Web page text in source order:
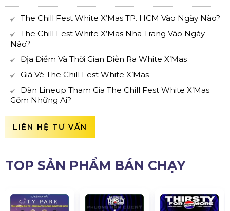
The Chill Fest White X’Mas TP. HCM Vào Ngày Nào?
The Chill Fest White X’Mas Nha Trang Vào Ngày
Nào?
Địa Điểm Và Thời Gian Diễn Ra White X’Mas
Giá Vé The Chill Fest White X’Mas
Dàn Lineup Tham Gia The Chill Fest White X’Mas
Gồm Những Ai?
LIÊN HỆ TƯ VẤN
TOP SẢN PHẨM BÁN CHẠY